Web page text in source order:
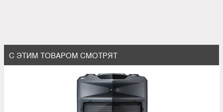
С ЭТИМ ТОВАРОМ СМОТРЯТ